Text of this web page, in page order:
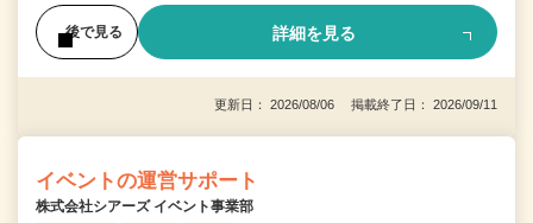
後で見る 詳細を見る
更新日： 2026/08/06 掲載終了日： 2026/09/11
イベントの運営サポート
株式会社シアーズ イベント事業部